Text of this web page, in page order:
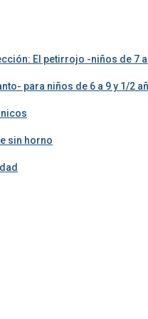
El petirrojo -niños de 7
para niños de 6 a 9 y 1/2
sin horno